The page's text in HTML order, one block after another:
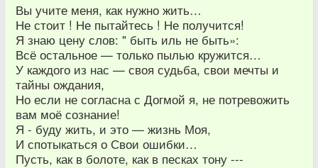
Вы учите меня, как нужно жить…
Не стоит ! Не пытайтесь ! Не получится!
Я знаю цену слов: " быть иль не быть»:
Всё остальное — только пылью кружится…
У каждого из нас — своя судьба, свои мечты и
тайны ождания,
Но если не согласна с Догмой я, не потревожить
вам моё сознание!
Я - буду жить, и это — жизнь Моя,
И спотыкаться о Свои ошибки…
Пусть, как в болоте, как в песках тону ---